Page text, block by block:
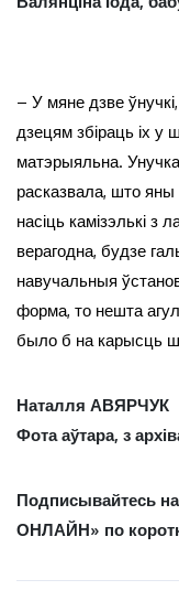
– У мяне дзве
дзецям збіраць іх у
матэрыяльна.
расказвала, што
насіць камізэлькі з
верагодна, будзе
навучальныя
форма, то нешта
было б на карысць
Наталля АВЯРЧУК
Фота аўтара, з
Подписывайтесь
ОНЛАЙН» по